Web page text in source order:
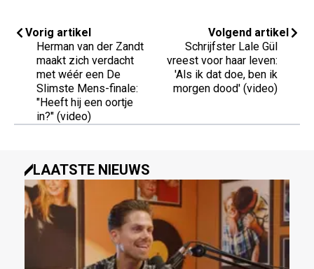
Vorig artikel
Herman van der Zandt
maakt zich verdacht
met wéér een De
Slimste Mens-finale:
"Heeft hij een oortje
in?" (video)
Volgend artikel
Schrijfster Lale Gül
vreest voor haar leven:
'Als ik dat doe, ben ik
morgen dood' (video)
LAATSTE NIEUWS